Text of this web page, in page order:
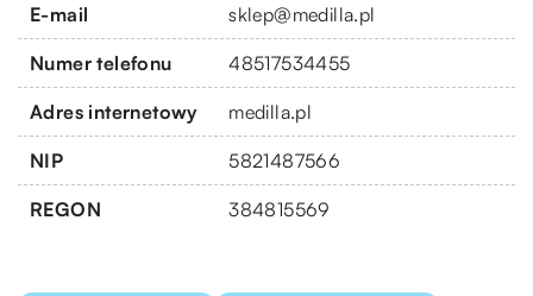
E-mail sklep@medilla.pl
Numer telefonu 48517534455
Adres internetowy medilla.pl
NIP 5821487566
REGON 384815569